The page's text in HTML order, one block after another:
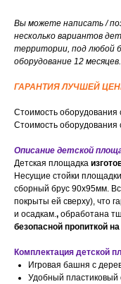
Вы можете написать /
несколько вариантов
территории, под любой
оборудование 12 месяцев.
ГАРАНТИЯ ЛУЧШЕЙ
Стоимость оборудования
Стоимость оборудования
Описание детской
Детская площадка
Несущие стойки
сборный брус 90х95мм.
покрыты ей сверху), что
и осадкам., обработана
безопасной пропиткой
Комплектация детской
Игровая башня с
Удобный пластиковый